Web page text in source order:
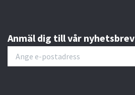
Anmäl dig till vår nyhetsbrev